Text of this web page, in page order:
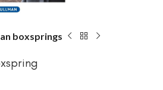
boxsprings